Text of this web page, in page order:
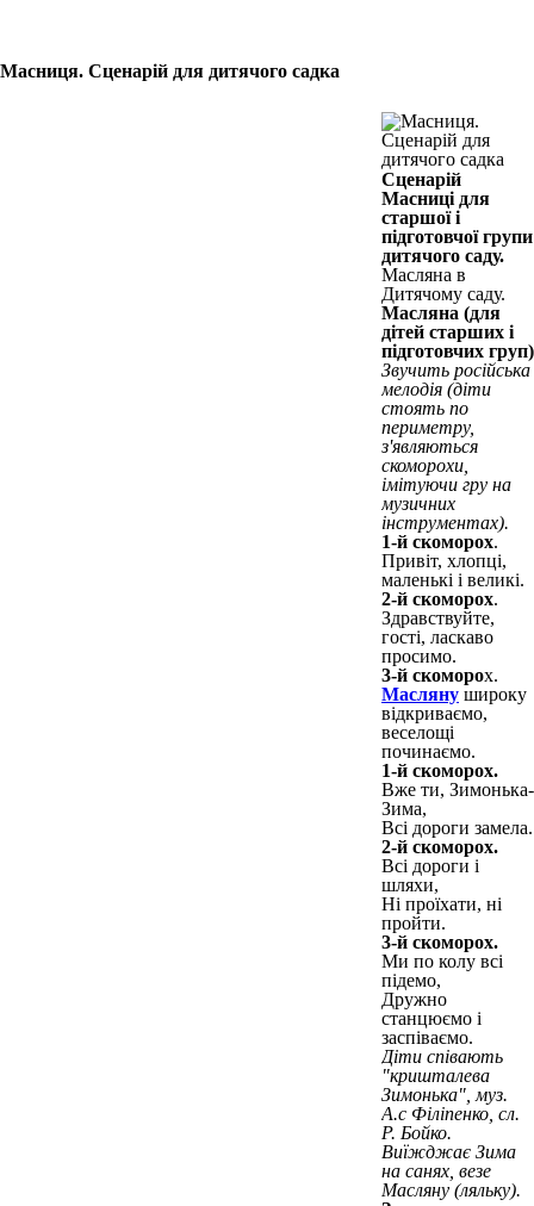
Масниця. Сценарій для дитячого садка
Сценарій
Масниці для
старшої і
підготовчої групи
дитячого саду.
Масляна в
Дитячому саду.
Масляна (для
дітей старших і
підготовчих груп)
Звучить російська
мелодія (діти
стоять по
периметру,
з'являються
скоморохи,
імітуючи гру на
музичних
інструментах).
1-й скоморох.
Привіт, хлопці,
маленькі і великі.
2-й скоморох.
Здравствуйте,
гості, ласкаво
просимо.
3-й скоморох.
Масляну широку
відкриваємо,
веселощі
починаємо.
1-й скоморох.
Вже ти, Зимонька-
Зима,
Всі дороги замела.
2-й скоморох.
Всі дороги і
шляхи,
Ні проїхати, ні
пройти.
3-й скоморох.
Ми по колу всі
підемо,
Дружно
станцюємо і
заспіваємо.
Діти співають
"кришталева
Зимонька", муз.
А.с Філіпенко, сл.
Р. Бойко.
Виїжджає Зима
на санях, везе
Масляну (ляльку).